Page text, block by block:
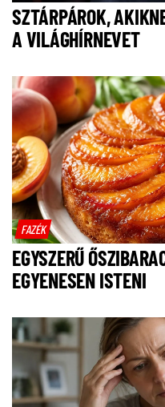
SZTÁRPÁROK,
A VILÁGHÍRNEVET
FAZÉK
EGYSZERŰ
EGYENESEN ISTENI